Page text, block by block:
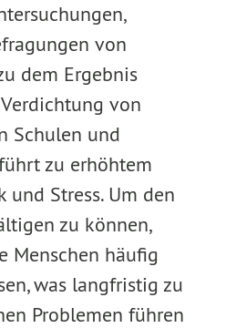
von
dem Ergebnis
von
Schulen und
zu erhöhtem
und Stress. Um den
zu können,
Menschen häufig
was langfristig zu
Problemen führen